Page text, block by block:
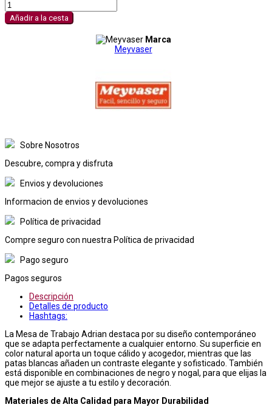
Añadir a la cesta
Marca
Meyvaser
Sobre Nosotros
Descubre, compra y disfruta
Envios y devoluciones
Informacion de envios y devoluciones
Política de privacidad
Compre seguro con nuestra Política de privacidad
Pago seguro
Pagos seguros
Descripción
Detalles de producto
Hashtags:
La Mesa de Trabajo Adrian destaca por su diseño contemporáneo
que se adapta perfectamente a cualquier entorno. Su superficie en
color natural aporta un toque cálido y acogedor, mientras que las
patas blancas añaden un contraste elegante y sofisticado. También
está disponible en combinaciones de negro y nogal, para que elijas la
que mejor se ajuste a tu estilo y decoración.
Materiales de Alta Calidad para Mayor Durabilidad